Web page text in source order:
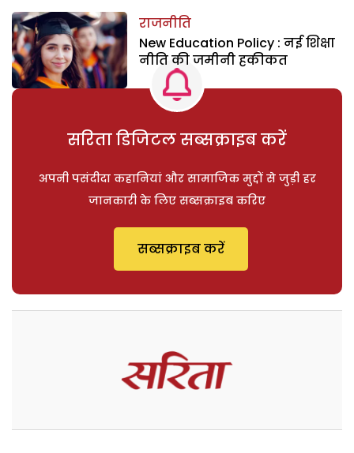
राजनीति
New Education Policy : नई शिक्षा
नीति की जमीनी हकीकत
सरिता डिजिटल सब्सक्राइब करें
अपनी पसंदीदा कहानियां और सामाजिक मुद्दों से जुड़ी हर
जानकारी के लिए सब्सक्राइब करिए
सब्सक्राइब करें